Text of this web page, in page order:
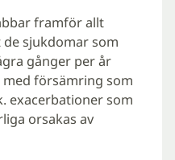
framför allt
sjukdomar som
gånger per år
försämring som
exacerbationer som
orsakas av